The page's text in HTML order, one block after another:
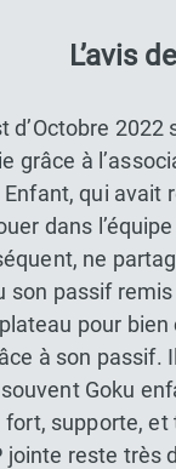
L’avis
d’Octobre
à
qui avait
dans
ne
son passif
pour
à son
Goku
supporte,
reste très